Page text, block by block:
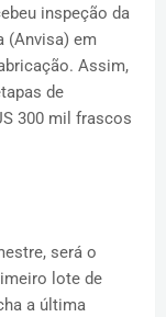
inspeção da
(Anvisa) em
Assim,
de
300 mil frascos
será o
lote de
a última